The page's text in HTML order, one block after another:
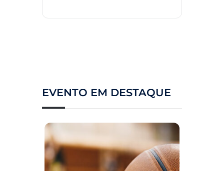
EVENTO EM DESTAQUE